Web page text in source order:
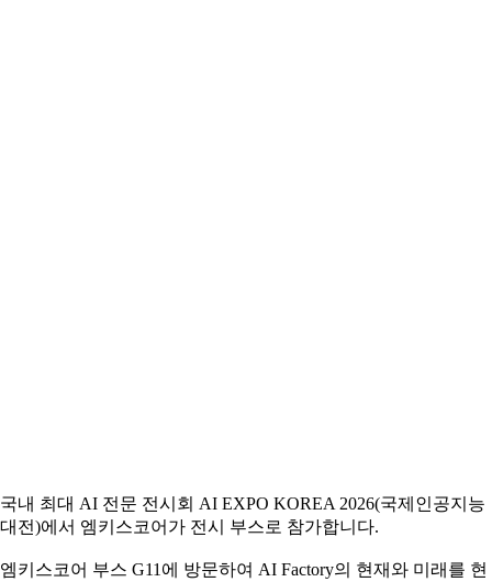
국내 최대 AI 전문 전시회 AI EXPO KOREA 2026(국제인공지능
대전)에서 엠키스코어가 전시 부스로 참가합니다.
엠키스코어 부스 G11에 방문하여 AI Factory의 현재와 미래를 현